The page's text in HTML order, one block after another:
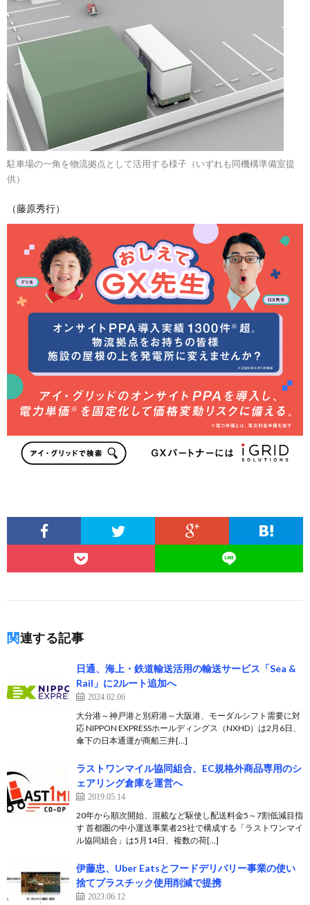
駐車場の一角を物流拠点として活用する様子（いずれも同機構準備室提
供）
（藤原秀行）
関連する記事
日通、海上・鉄道輸送活用の輸送サービス「Sea &
Rail」に2ルート追加へ
2024.02.06
大分港～神戸港と別府港～大阪港、モーダルシフト需要に対
応 NIPPON EXPRESSホールディングス（NXHD）は2月6日、
傘下の日本通運が商船三井[…]
ラストワンマイル協同組合、EC規格外商品専用のシ
ェアリング倉庫を運営へ
2019.05.14
20年から順次開始、混載など駆使し配送料金5～7割低減目指
す 首都圏の中小運送事業者25社で構成する「ラストワンマイ
ル協同組合」は5月14日、複数の荷[…]
伊藤忠、Uber Eatsとフードデリバリー事業の使い
捨てプラスチック使用削減で提携
2023.06.12